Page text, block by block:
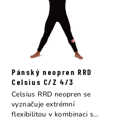
Pánský neopren RRD
Celsius C/Z 4/3
Celsius RRD neopren se
vyznačuje extrémní
flexibilitou v kombinaci s